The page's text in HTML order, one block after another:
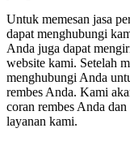
Untuk memesan jasa
dapat menghubungi
Anda juga dapat
website kami. Setelah
menghubungi Anda
rembes Anda. Kami
coran rembes Anda
layanan kami.